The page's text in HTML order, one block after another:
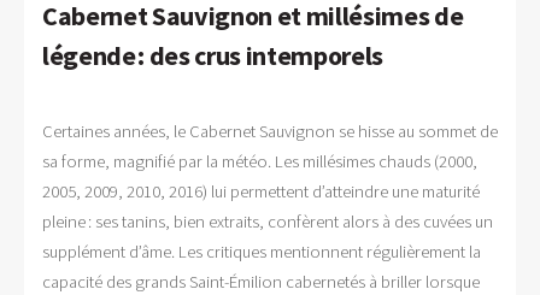
Cabernet Sauvignon et millésimes de
légende : des crus intemporels
Certaines années, le Cabernet Sauvignon se hisse au sommet de
sa forme, magnifié par la météo. Les millésimes chauds (2000,
2005, 2009, 2010, 2016) lui permettent d’atteindre une maturité
pleine : ses tanins, bien extraits, confèrent alors à des cuvées un
supplément d’âme. Les critiques mentionnent régulièrement la
capacité des grands Saint-Émilion cabernetés à briller lorsque